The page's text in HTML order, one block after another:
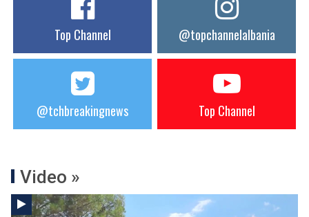
Top Channel @topchannelalbania
@tchbreakingnews Top Channel
Video »